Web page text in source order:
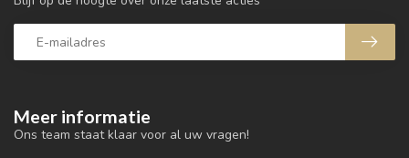
Meer informatie
Ons team staat klaar voor al uw vragen!